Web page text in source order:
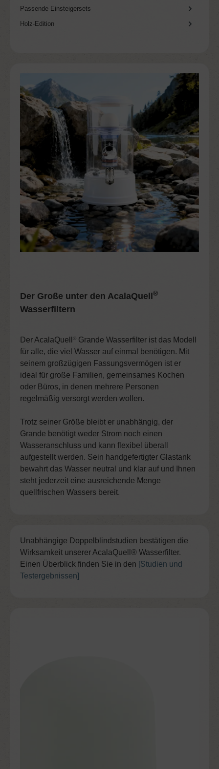
Passende Einsteigersets
Holz-Edition
Der Große unter den AcalaQuell®
Wasserfiltern
Der AcalaQuell ® Grande Wasserfilter ist das Modell
für alle, die viel Wasser auf einmal benötigen. Mit
seinem großzügigen Fassungsvermögen ist er
ideal für große Familien, gemeinsames Kochen
oder Büros, in denen mehrere Personen
regelmäßig versorgt werden wollen.
Trotz seiner Größe bleibt er unabhängig, der
Grande benötigt weder Strom noch einen
Wasseranschluss und kann flexibel überall
aufgestellt werden. Sein handgefertigter Glastank
bewahrt das Wasser neutral und klar auf und Ihnen
steht jederzeit eine ausreichende Menge
quellfrischen Wassers bereit.
Unabhängige Doppelblindstudien bestätigen die
Wirksamkeit unserer AcalaQuell® Wasserfilter.
Einen Überblick finden Sie in den [Studien und
Testergebnissen]